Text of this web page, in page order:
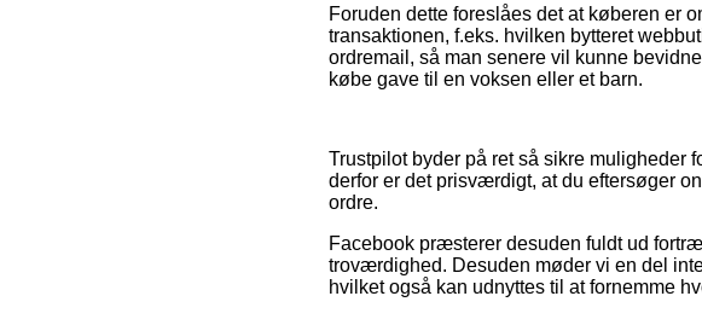
Foruden dette foreslåes det at køberen er
transaktionen, f.eks. hvilken bytteret
ordremail, så man senere vil kunne
købe gave til en voksen eller et barn.
Trustpilot byder på ret så sikre
derfor er det prisværdigt, at du eftersøger
ordre.
Facebook præsterer desuden fuldt ud
troværdighed. Desuden møder vi en del
hvilket også kan udnyttes til at fornemme